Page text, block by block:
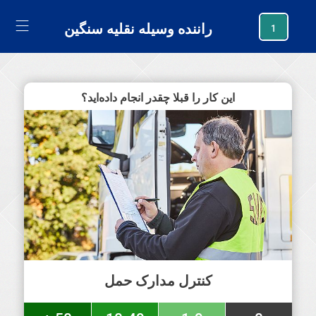
راننده وسیله نقلیه سنگین 1
این کار را قبلا چقدر انجام داده‌اید؟
کنترل مدارک حمل